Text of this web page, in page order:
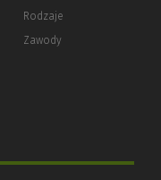
Rodzaje
Zawody